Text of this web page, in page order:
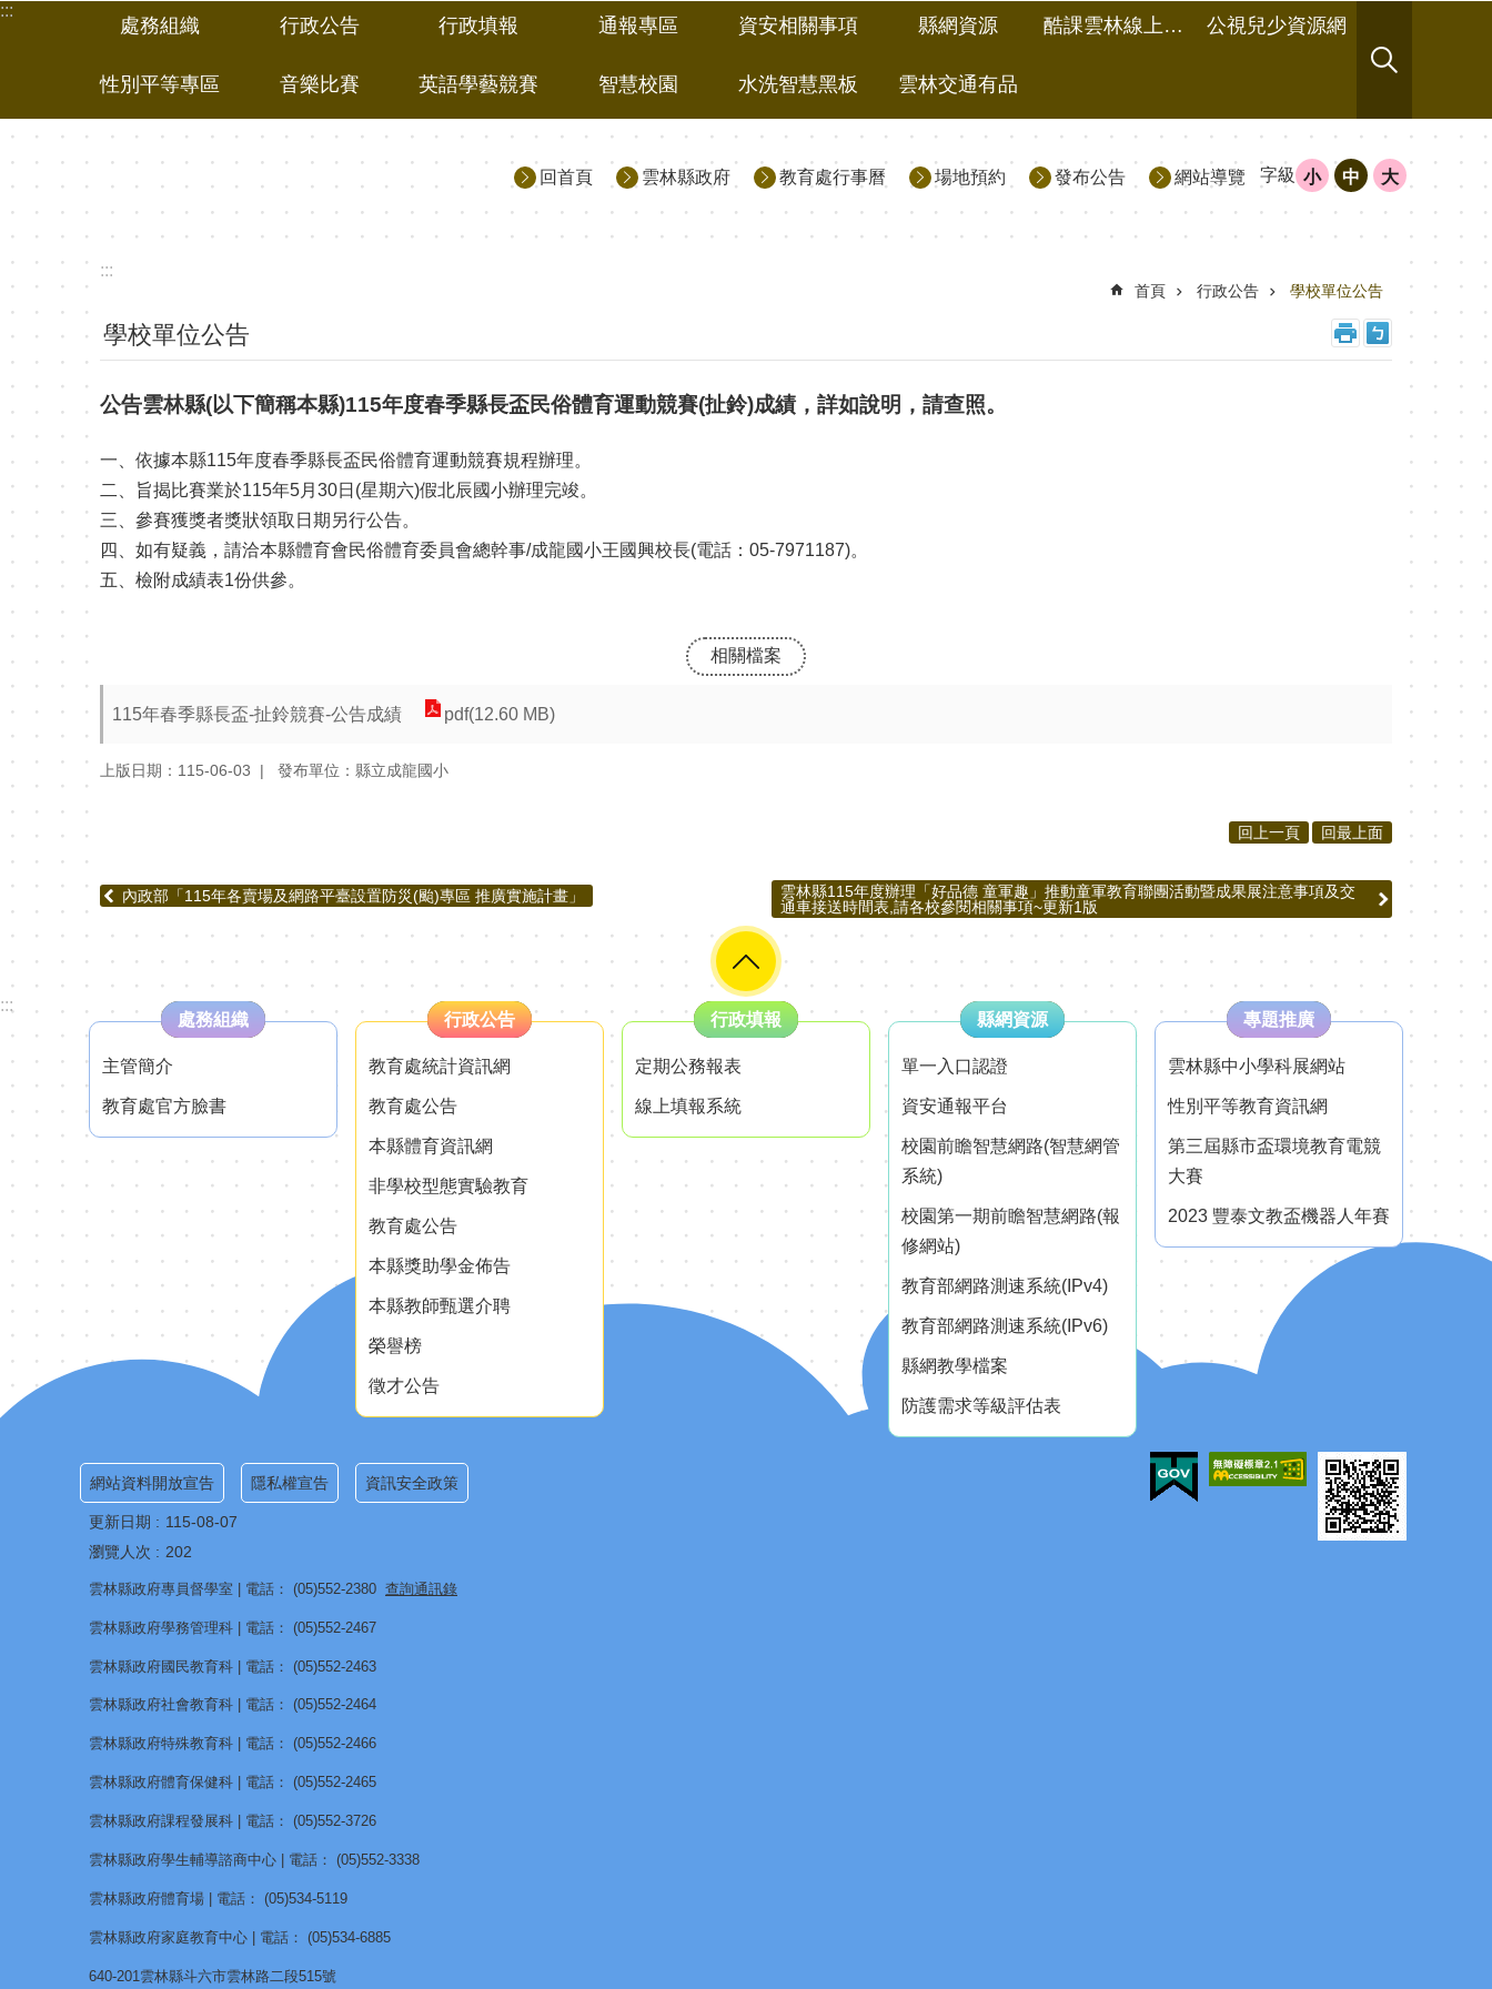
跳到主要內容區塊
:::
處務組織 行政公告 行政填報 通報專區 資安相關事項 縣網資源 酷課雲林線上教學成果分享平台 公視兒少資源網
性別平等專區 音樂比賽 英語學藝競賽 智慧校園 水洗智慧黑板 雲林交通有品
回首頁 雲林縣政府 教育處行事曆 場地預約 發布公告 網站導覽 字級 小 中 大
:::
首頁 行政公告 學校單位公告
學校單位公告
公告雲林縣(以下簡稱本縣)115年度春季縣長盃民俗體育運動競賽(扯鈴)成績，詳如說明，請查照。
一、依據本縣115年度春季縣長盃民俗體育運動競賽規程辦理。
二、旨揭比賽業於115年5月30日(星期六)假北辰國小辦理完竣。
三、參賽獲獎者獎狀領取日期另行公告。
四、如有疑義，請洽本縣體育會民俗體育委員會總幹事/成龍國小王國興校長(電話：05-7971187)。
五、檢附成績表1份供參。
相關檔案
115年春季縣長盃-扯鈴競賽-公告成績 pdf(12.60 MB)
上版日期：115-06-03 發布單位：縣立成龍國小
回上一頁 回最上面
內政部「115年各賣場及網路平臺設置防災(颱)專區 推廣實施計畫」
雲林縣115年度辦理「好品德 童軍趣」推動童軍教育聯團活動暨成果展注意事項及交
通車接送時間表,請各校參閱相關事項~更新1版
:::
處務組織
主管簡介
教育處官方臉書
行政公告
教育處統計資訊網
教育處公告
本縣體育資訊網
非學校型態實驗教育
教育處公告
本縣獎助學金佈告
本縣教師甄選介聘
榮譽榜
徵才公告
行政填報
定期公務報表
線上填報系統
縣網資源
單一入口認證
資安通報平台
校園前瞻智慧網路(智慧網管
系統)
校園第一期前瞻智慧網路(報
修網站)
教育部網路測速系統(IPv4)
教育部網路測速系統(IPv6)
縣網教學檔案
防護需求等級評估表
專題推廣
雲林縣中小學科展網站
性別平等教育資訊網
第三屆縣市盃環境教育電競
大賽
2023 豐泰文教盃機器人年賽
網站資料開放宣告 隱私權宣告 資訊安全政策
更新日期
115-08-07
瀏覽人次
202
雲林縣政府專員督學室 | 電話： (05)552-2380 查詢通訊錄
雲林縣政府學務管理科 | 電話： (05)552-2467
雲林縣政府國民教育科 | 電話： (05)552-2463
雲林縣政府社會教育科 | 電話： (05)552-2464
雲林縣政府特殊教育科 | 電話： (05)552-2466
雲林縣政府體育保健科 | 電話： (05)552-2465
雲林縣政府課程發展科 | 電話： (05)552-3726
雲林縣政府學生輔導諮商中心 | 電話： (05)552-3338
雲林縣政府體育場 | 電話： (05)534-5119
雲林縣政府家庭教育中心 | 電話： (05)534-6885
640-201雲林縣斗六市雲林路二段515號